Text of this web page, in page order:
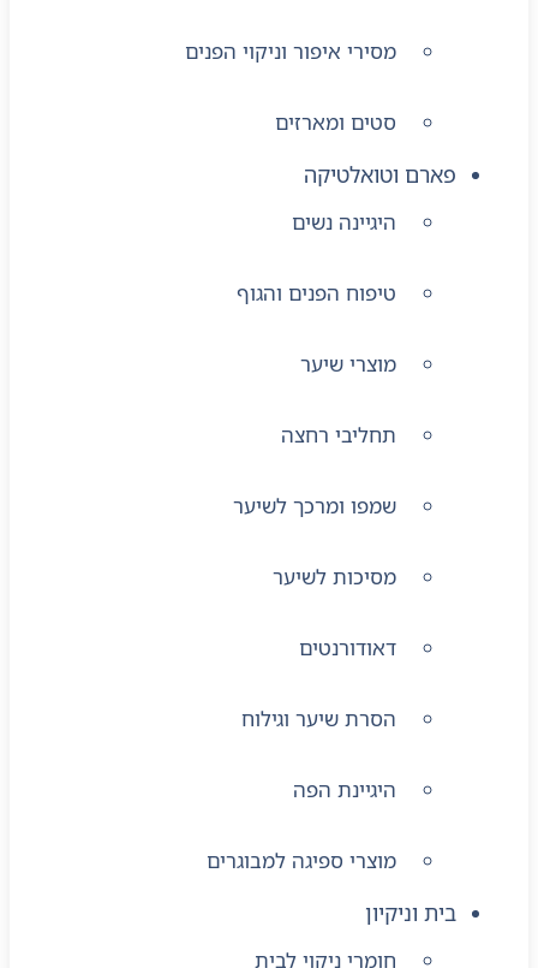
מסירי איפור וניקוי הפנים
סטים ומארזים
פארם וטואלטיקה
היגיינה נשים
טיפוח הפנים והגוף
מוצרי שיער
תחליבי רחצה
שמפו ומרכך לשיער
מסיכות לשיער
דאודורנטים
הסרת שיער וגילוח
היגיינת הפה
מוצרי ספיגה למבוגרים
בית וניקיון
חומרי ניקוי לבית